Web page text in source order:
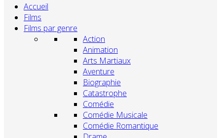
Accueil
Films
Films par genre
Action
Animation
Arts Martiaux
Aventure
Biographie
Catastrophe
Comédie
Comédie Musicale
Comédie Romantique